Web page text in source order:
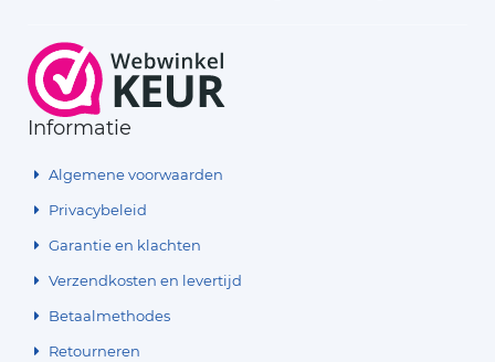
Informatie
Algemene voorwaarden
Privacybeleid
Garantie en klachten
Verzendkosten en levertijd
Betaalmethodes
Retourneren